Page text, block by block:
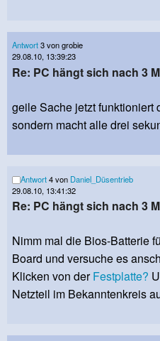
Antwort3 von grobie
29.08.10, 13:39:23
Re: PC hängt sich nach 3
geile Sache jetzt funktioniert
sondern macht alle drei
Antwort4 von Daniel_Düsentrieb
29.08.10, 13:41:32
Re: PC hängt sich nach 3
Nimm mal die Bios-Batterie
Board und versuche es
Klicken von derFestplatte?
Netzteil im Bekanntenkreis